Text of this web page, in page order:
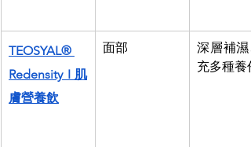
TEOSYAL®
Redensity I 肌
膚營養飲
面部
深層補濕
充多種養